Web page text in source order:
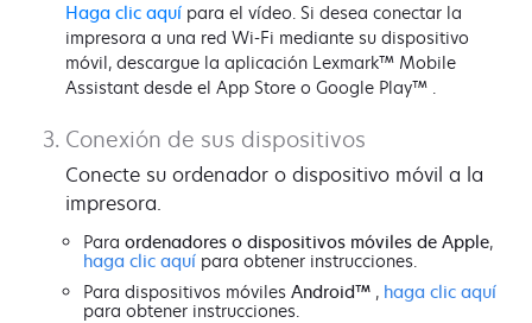
Haga clic aquí para el vídeo. Si desea conectar la
impresora a una red Wi-Fi mediante su dispositivo
móvil, descargue la aplicación Lexmark™ Mobile
Assistant desde el App Store o Google Play™ .
Conexión de sus dispositivos
Conecte su ordenador o dispositivo móvil a la
impresora.
Para ordenadores o dispositivos móviles de Apple,
haga clic aquí para obtener instrucciones.
Para dispositivos móviles Android™ , haga clic aquí
para obtener instrucciones.